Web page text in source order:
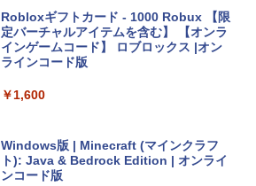
ームカメラ、日本語キーボード、Touch I
D - シルバー
￥261,414
SSD インテル Core 5
￥129,800
Robloxギフトカード - 1000 Robux 【限
定バーチャルアイテムを含む】 【オンラ
インゲームコード】 ロブロックス |オン
ラインコード版
￥1,600
Windows版 | Minecraft (マインクラフ
ト): Java & Bedrock Edition | オンライ
ンコード版